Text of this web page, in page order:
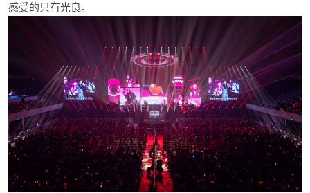
感受的只有光良。